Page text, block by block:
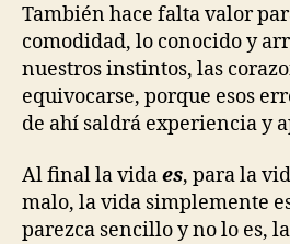
También hace falta valor
comodidad, lo conocido y
nuestros instintos, las
equivocarse, porque esos
de ahí saldrá experiencia y
Al final la vidaes, para la
malo, la vida simplemente
parezca sencillo y no lo es,